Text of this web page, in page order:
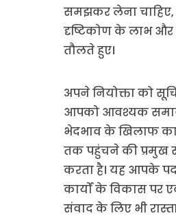
समझकर लेना चाहिए,
दृष्टिकोण के लाभ और
तौलते हुए।
अपने नियोक्ता को
आपको आवश्यक
भेदभाव के खिलाफ
तक पहुंचने की प्रमुख
करता है। यह आपके
कार्यों के विकास पर
संवाद के लिए भी